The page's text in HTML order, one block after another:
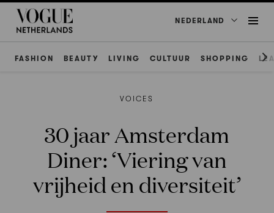
NEDERLAND
FASHION BEAUTY LIVING CULTUUR SHOPPING
VOICES
30 jaar Amsterdam
Diner: ‘Viering van
vrijheid en diversiteit’